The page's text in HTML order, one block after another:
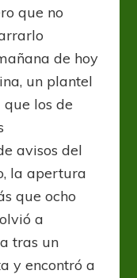
que no
de hoy
un plantel
los de
avisos del
la apertura
que ocho
a
tras un
y encontró a